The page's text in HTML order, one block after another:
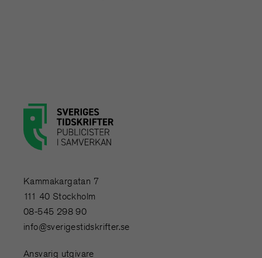
Kammakargatan 7
111 40 Stockholm
08-545 298 90
info@sverigestidskrifter.se
Ansvarig utgivare